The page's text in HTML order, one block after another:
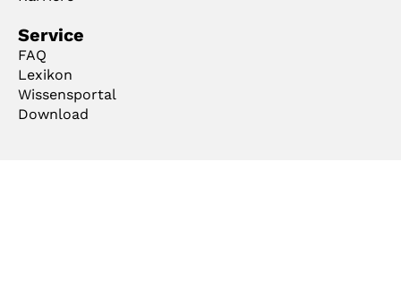
Service
FAQ
Lexikon
Wissensportal
Download